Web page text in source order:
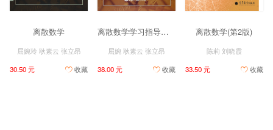
离散数学
屈婉玲 耿素云 张立昂
30.50 元
收藏
离散数学学习指导与习题解析
屈婉 耿素云 张立昂
38.00 元
收藏
离散数学(第2版)
陈莉 刘晓霞
33.50 元
收藏